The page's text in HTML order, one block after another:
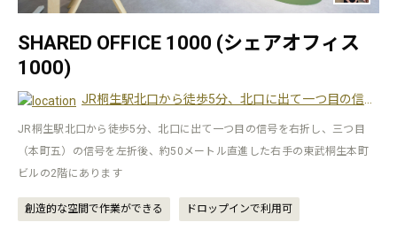
SHARED OFFICE 1000 (シェアオフィス
1000)
JR桐生駅北口から徒歩5分、北口に出て一つ目の信号を右折し、三つ目（本町五）の信号を左折後、約50メートル直進した右手の東武桐生本町ビルの2階にあります
JR桐生駅北口から徒歩5分、北口に出て一つ目の信号を右折し、三つ目
（本町五）の信号を左折後、約50メートル直進した右手の東武桐生本町
ビルの2階にあります
創造的な空間で作業ができる ドロップインで利用可